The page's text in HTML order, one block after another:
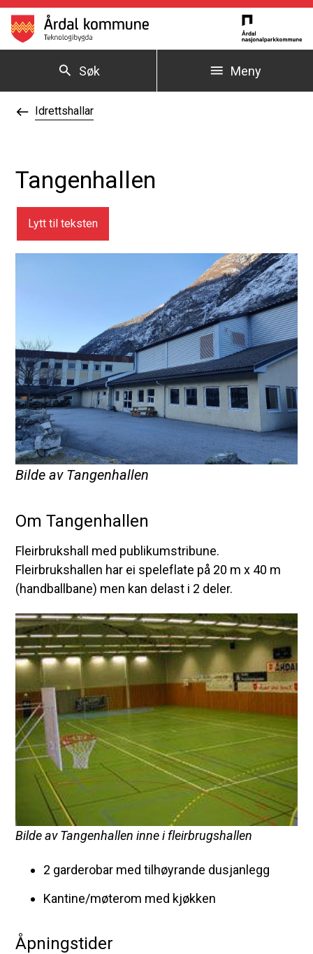
Årdal kommune
Søk Meny
Du er her:
Idrettshallar
Tangenhallen
Lytt til teksten
Bilde av Tangenhallen
Om Tangenhallen
Fleirbrukshall med publikumstribune.
Fleirbrukshallen har ei speleflate på 20 m x 40 m
(handballbane) men kan delast i 2 deler.
Bilde av Tangenhallen inne i fleirbrugshallen
2 garderobar med tilhøyrande dusjanlegg
Kantine/møterom med kjøkken
Åpningstider